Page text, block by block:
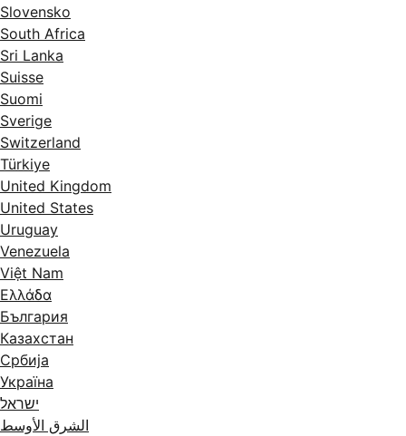
Slovensko
South Africa
Sri Lanka
Suisse
Suomi
Sverige
Switzerland
Türkiye
United Kingdom
United States
Uruguay
Venezuela
Việt Nam
Ελλάδα
България
Казахстан
Србија
Україна
ישראל
الشرق الأوسط